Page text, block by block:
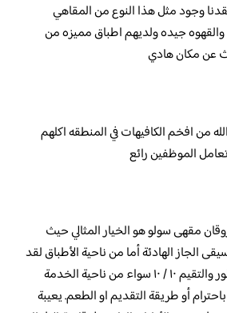
وجود مثل هذا النوع من المقاهي
والقهوه جيده ولديهم اطباق مميزه من
عن مكان هادي
من افخم الكافيهات في المنطقه اكلهم
الموظفين رائع
مقهى سولو هو الخيار المثالي حيث
الجاز الهادئة أما من ناحية الأطباق ‏لقد
كانت زيارتنا لتناول الفطور والتقيم ١٠ / ١٠ ‏سواء من ناحية الخدمة
أو طريقة التقديم او الطعم. يعيبة